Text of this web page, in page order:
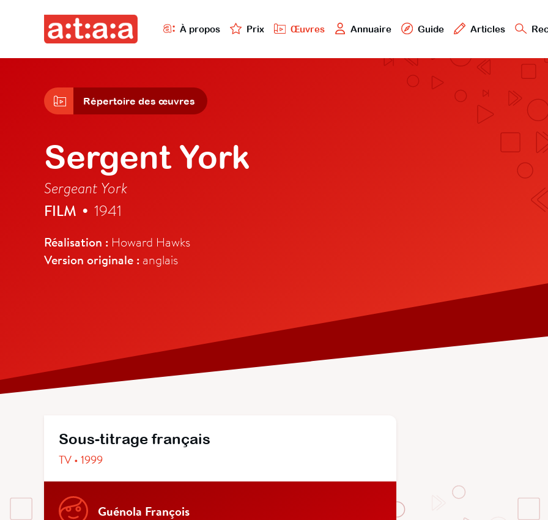
À propos Prix Œuvres Annuaire Guide Articles
Répertoire des œuvres
Sergent York
Sergeant York
FILM • 1941
Réalisation : Howard Hawks
Version originale : anglais
Sous-titrage français
TV • 1999
Guénola François